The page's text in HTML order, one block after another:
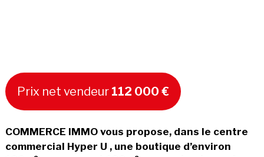
Prix net vendeur 112 000 €
COMMERCE IMMO vous propose, dans le centre
commercial Hyper U , une boutique d’environ